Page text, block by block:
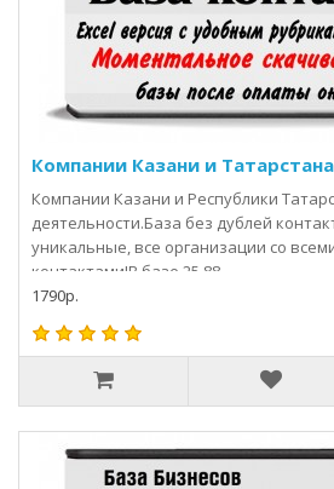
Компании Казани и Татарстана
Компании Казани и Республики
деятельности.База без дублей
уникальные, все организации со
контактами!В базе 25 88..
1790р.